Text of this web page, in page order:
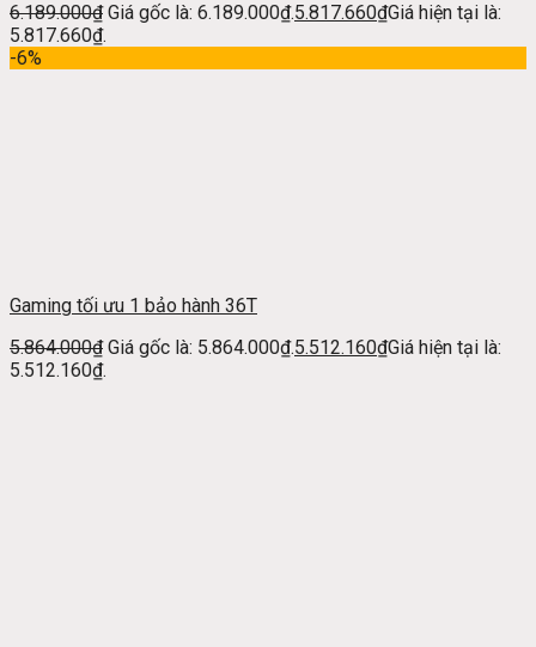
6.189.000₫ Giá gốc là: 6.189.000₫.5.817.660₫Giá hiện tại là:
5.817.660₫.
-6%
Gaming tối ưu 1 bảo hành 36T
5.864.000₫ Giá gốc là: 5.864.000₫.5.512.160₫Giá hiện tại là:
5.512.160₫.